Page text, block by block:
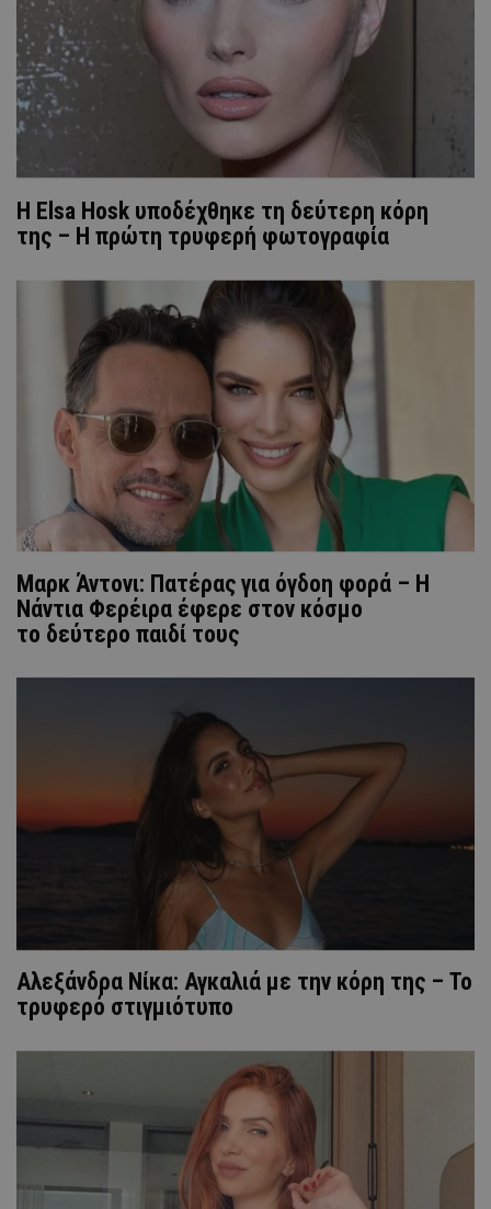
Η Elsa Hosk υποδέχθηκε τη δεύτερη κόρη
της – Η πρώτη τρυφερή φωτογραφία
Μαρκ Άντονι: Πατέρας για όγδοη φορά – Η
Νάντια Φερέιρα έφερε στον κόσμο
το δεύτερο παιδί τους
Αλεξάνδρα Νίκα: Αγκαλιά με την κόρη της – To
τρυφερό στιγμιότυπο